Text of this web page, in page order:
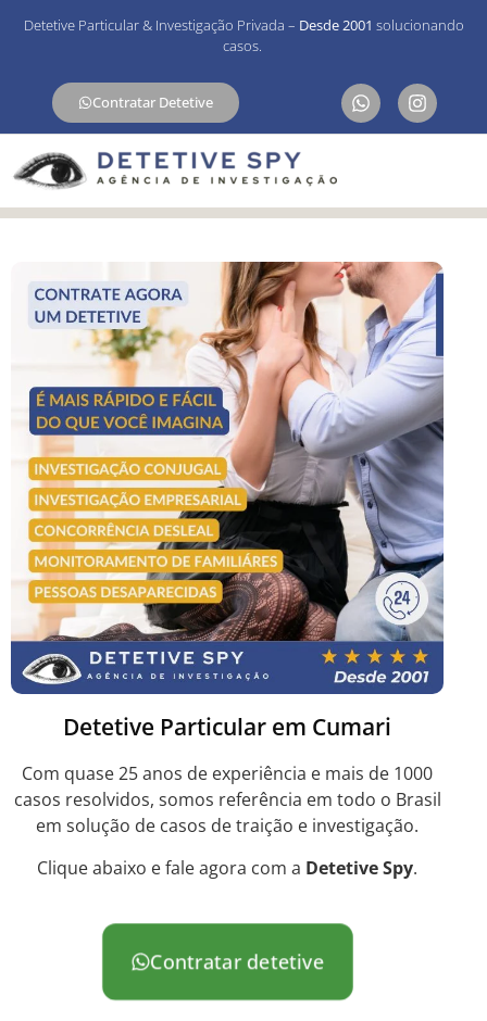
Detetive Particular & Investigação Privada – Desde 2001 solucionando
casos.
Contratar Detetive
Detetive Particular em Cumari
Com quase 25 anos de experiência e mais de 1000
casos resolvidos, somos referência em todo o Brasil
em solução de casos de traição e investigação.
Clique abaixo e fale agora com a Detetive Spy.
Contratar detetive